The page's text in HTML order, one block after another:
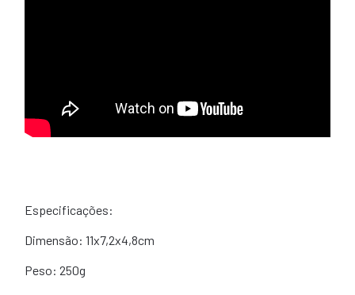
Especificações:
Dimensão: 11x7,2x4,8cm
Peso: 250g